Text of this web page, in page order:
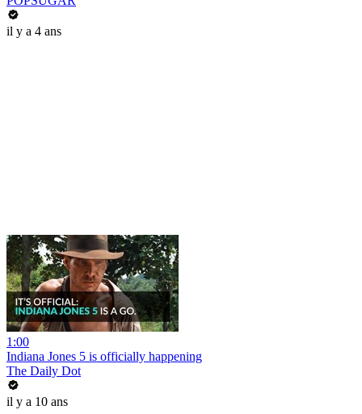
il y a 4 ans
1:00
Indiana Jones 5 is officially happening
The Daily Dot
il y a 10 ans